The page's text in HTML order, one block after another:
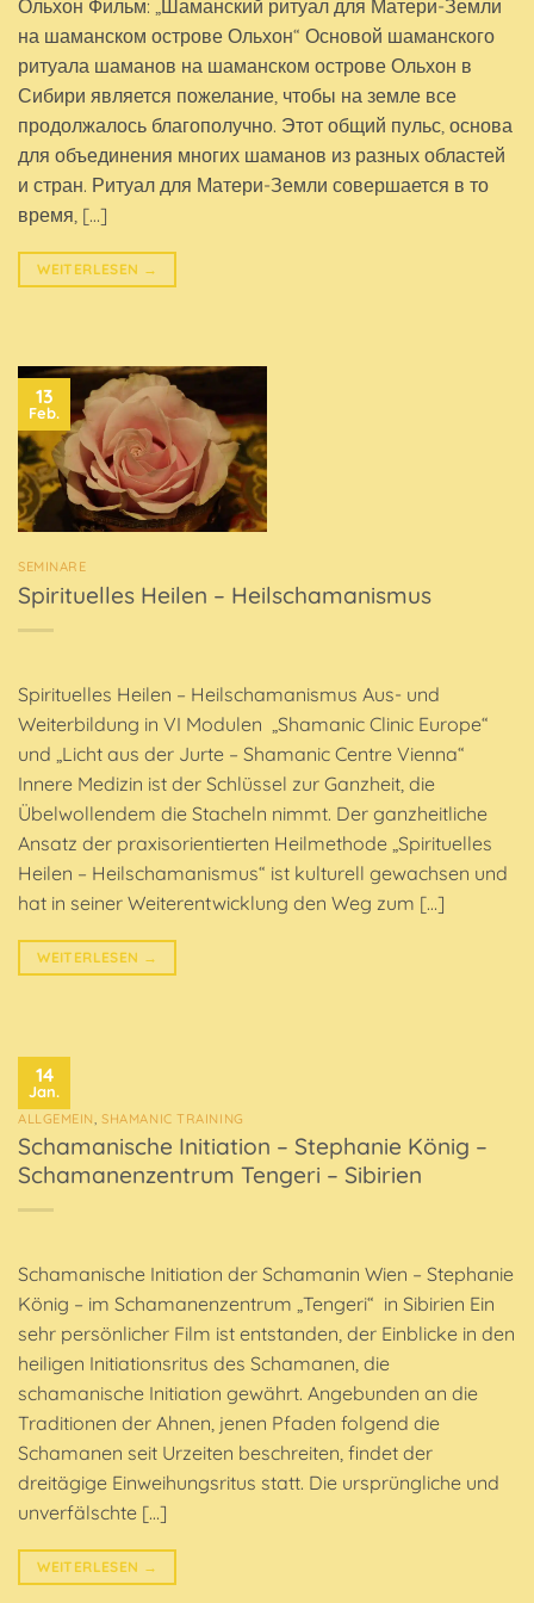
Ольхон Фильм: „Шаманский ритуал для Матери-Земли
на шаманском острове Ольхон“ Основой шаманского
ритуала шаманов на шаманском острове Ольхон в
Сибири является пожелание, чтобы на земле все
продолжалось благополучно. Этот общий пульс, основа
для объединения многих шаманов из разных областей
и стран. Ритуал для Матери-Земли совершается в то
время, […]
WEITERLESEN →
13
Feb.
SEMINARE
Spirituelles Heilen – Heilschamanismus
Spirituelles Heilen – Heilschamanismus Aus- und
Weiterbildung in VI Modulen „Shamanic Clinic Europe“
und „Licht aus der Jurte – Shamanic Centre Vienna“
Innere Medizin ist der Schlüssel zur Ganzheit, die
Übelwollendem die Stacheln nimmt. Der ganzheitliche
Ansatz der praxisorientierten Heilmethode „Spirituelles
Heilen – Heilschamanismus“ ist kulturell gewachsen und
hat in seiner Weiterentwicklung den Weg zum […]
WEITERLESEN →
14
Jan.
ALLGEMEIN,SHAMANIC TRAINING
Schamanische Initiation – Stephanie König –
Schamanenzentrum Tengeri – Sibirien
Schamanische Initiation der Schamanin Wien – Stephanie
König – im Schamanenzentrum „Tengeri“ in Sibirien Ein
sehr persönlicher Film ist entstanden, der Einblicke in den
heiligen Initiationsritus des Schamanen, die
schamanische Initiation gewährt. Angebunden an die
Traditionen der Ahnen, jenen Pfaden folgend die
Schamanen seit Urzeiten beschreiten, findet der
dreitägige Einweihungsritus statt. Die ursprüngliche und
unverfälschte […]
WEITERLESEN →